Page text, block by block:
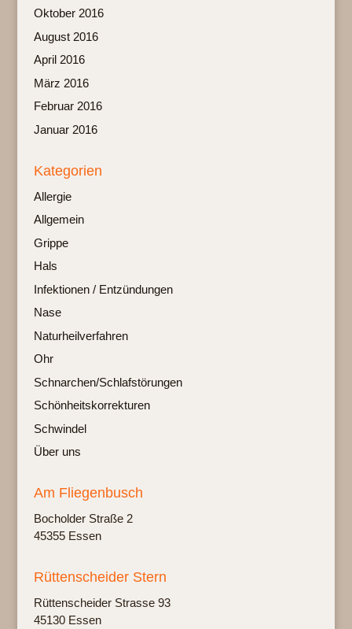
Oktober 2016
August 2016
April 2016
März 2016
Februar 2016
Januar 2016
Kategorien
Allergie
Allgemein
Grippe
Hals
Infektionen / Entzündungen
Nase
Naturheilverfahren
Ohr
Schnarchen/Schlafstörungen
Schönheitskorrekturen
Schwindel
Über uns
Am Fliegenbusch
Bochol­der Stra­ße 2
45355 Essen
Rüttenscheider Stern
Rüt­ten­schei­der Stras­se 93
45130 Essen